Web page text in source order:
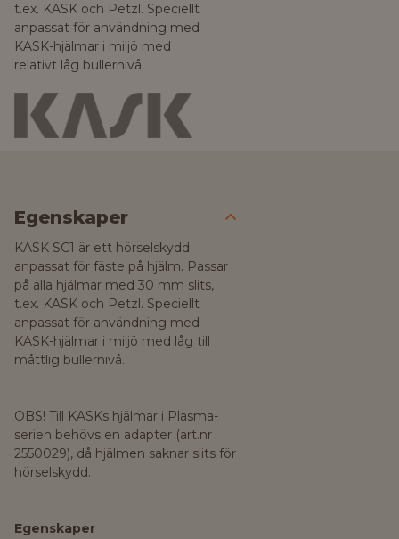
t.ex. KASK och Petzl. Speciellt
anpassat för användning med
KASK-hjälmar i miljö med
relativt låg bullernivå.
Egenskaper
KASK SC1 är ett hörselskydd
anpassat för fäste på hjälm. Passar
på alla hjälmar med 30 mm slits,
t.ex. KASK och Petzl. Speciellt
anpassat för användning med
KASK-hjälmar i miljö med låg till
måttlig bullernivå.
OBS! Till KASKs hjälmar i Plasma-
serien behövs en adapter (art.nr
2550029), då hjälmen saknar slits för
hörselskydd.
Egenskaper